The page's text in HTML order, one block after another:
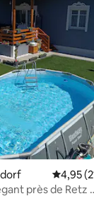
Note
4,95
près de Retz